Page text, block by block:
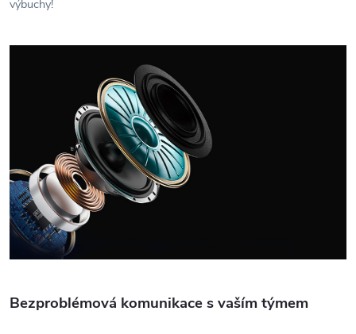
výbuchy!
Bezproblémová komunikace s vaším týmem